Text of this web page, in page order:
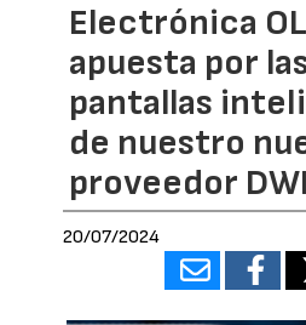
Electrónica
apuesta por
pantallas
de nuestro
proveedor
20/07/2024